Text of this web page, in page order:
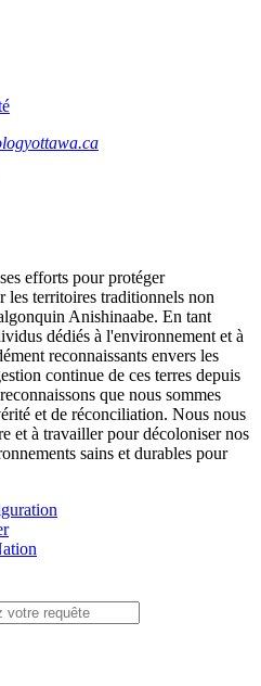
efforts pour protéger
les territoires traditionnels non
Anishinaabe. En tant
dédiés à l'environnement et à
reconnaissants envers les
continue de ces terres depuis
que nous sommes
et de réconciliation. Nous nous
et à travailler pour décoloniser nos
sains et durables pour